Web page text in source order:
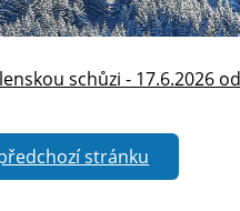
schůzi - 17.6.2026
stránku